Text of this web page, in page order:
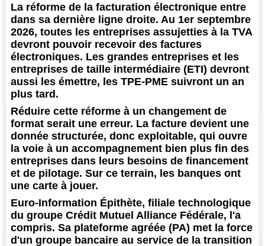
La réforme de la facturation électronique entre
dans sa dernière ligne droite. Au 1er septembre
2026, toutes les entreprises assujetties à la TVA
devront pouvoir recevoir des factures
électroniques. Les grandes entreprises et les
entreprises de taille intermédiaire (ETI) devront
aussi les émettre, les TPE-PME suivront un an
plus tard.
Réduire cette réforme à un changement de
format serait une erreur. La facture devient une
donnée structurée, donc exploitable, qui ouvre
la voie à un accompagnement bien plus fin des
entreprises dans leurs besoins de financement
et de pilotage. Sur ce terrain, les banques ont
une carte à jouer.
Euro-Information Épithète, filiale technologique
du groupe Crédit Mutuel Alliance Fédérale, l'a
compris. Sa plateforme agréée (PA) met la force
d'un groupe bancaire au service de la transition